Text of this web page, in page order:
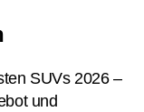
SUVs 2026 –
und